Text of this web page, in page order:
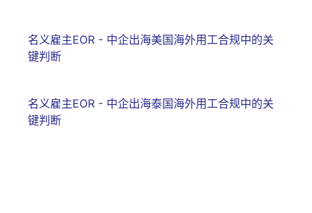
名义雇主EOR - 中企出海美国海外用工合规中的关
键判断
名义雇主EOR - 中企出海泰国海外用工合规中的关
键判断